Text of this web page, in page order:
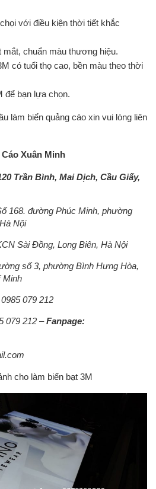
với điều kiện thời tiết khắc
chuẩn màu thương hiệu.
có tuổi thọ cao, bền màu theo thời
để bạn lựa chọn.
làm biển quảng cáo xin vui lòng liên
Xuân Minh
Trần Bình, Mai Dịch, Cầu Giấy,
168. đường Phúc Minh, phường
Nội
Sài Đồng, Long Biên, Hà Nội
số 3, phường Bình Hưng Hòa,
Minh
079 212
079 212 –Fanpage:
cho làm biển bạt 3M